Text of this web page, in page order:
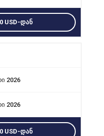
USD-ᲓᲐᲜ
2026
2026
USD-ᲓᲐᲜ